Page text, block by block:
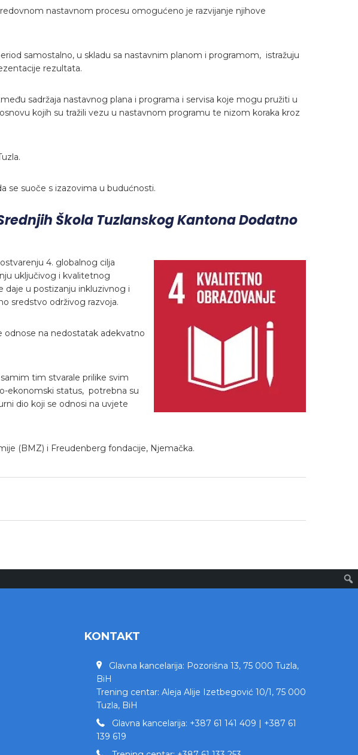
nastavnom procesu omogućeno je razvijanje njihove
samostalno, u skladu sa nastavnim planom i programom, istražuju
rezultata.
sadržaja nastavnog plana i programa i servisa koje mogu pružiti u
kojih su tražili vezu u nastavnom programu te nizom koraka kroz
se suoče s izazovima u budućnosti.
Škola Tuzlanskog Kantona Dodatno
4. globalnog cilja
uključivog i kvalitetnog
daje u postizanju inkluzivnog i
sredstvo održivog razvoja.
odnose na nedostatak adekvatno
tim stvarale prilike svim
ekonomski status, potrebna su
dio koji se odnosi na uvjete
(BMZ) i Freudenberg fondacije, Njemačka.
KONTAKT
Glavna kancelarija: Pozorišna 13, 75 000 Tuzla,
BiH
Trening centar: Aleja Alije Izetbegović 10/1, 75 000
Tuzla, BiH
Glavna kancelarija: +387 61 141 409 | +387 61
139 619